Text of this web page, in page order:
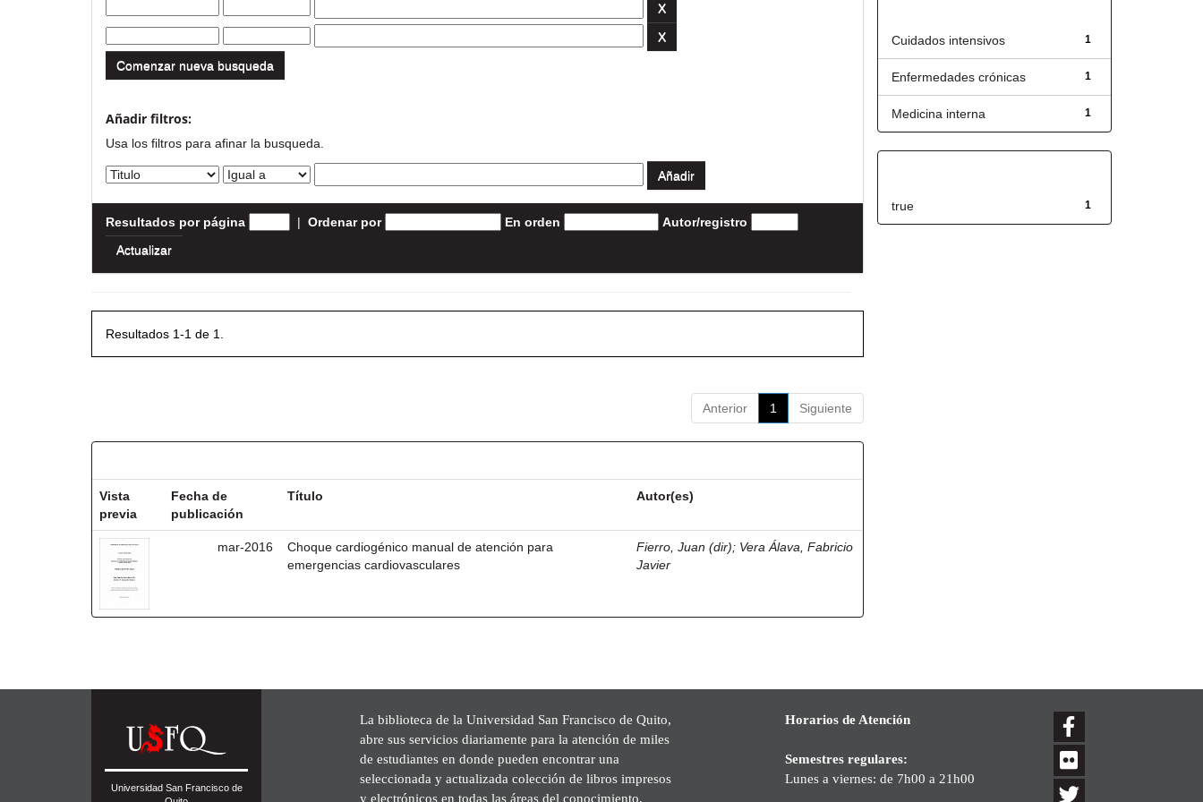
Comenzar nueva busqueda
Añadir filtros:
Usa los filtros para afinar la busqueda.
Resultados por página | Ordenar por En orden Autor/registro
Resultados 1-1 de 1.
Anterior 1 Siguiente
Vista
previa
Fecha de
publicación
Título Autor(es)
mar-2016
Choque cardiogénico manual de atención para
emergencias cardiovasculares
Fierro, Juan (dir); Vera Álava, Fabricio
Javier
1
Cuidados intensivos
1
Enfermedades crónicas
1
Medicina interna
1
true
Universidad San Francisco de
La biblioteca de la Universidad San Francisco de Quito,
abre sus servicios diariamente para la atención de miles
de estudiantes en donde pueden encontrar una
seleccionada y actualizada colección de libros impresos
y electrónicos en todas las áreas del conocimiento,
Horarios de Atención
Semestres regulares:
Lunes a viernes: de 7h00 a 21h00